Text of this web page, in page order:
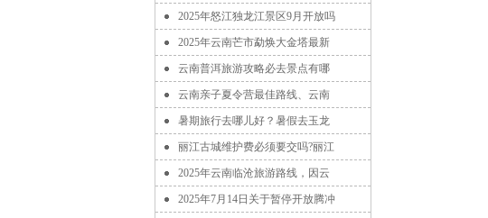
2025年怒江独龙江景区9月开放吗
2025年云南芒市勐焕大金塔最新
云南普洱旅游攻略必去景点有哪
云南亲子夏令营最佳路线、云南
暑期旅行去哪儿好？暑假去玉龙
丽江古城维护费必须要交吗?丽江
2025年云南临沧旅游路线，因云
2025年7月14日关于暂停开放腾冲